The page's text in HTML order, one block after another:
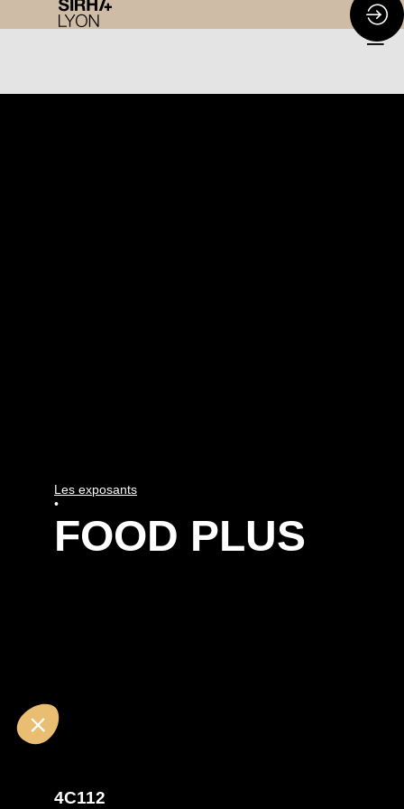
Les exposants
•
FOOD PLUS
4C112